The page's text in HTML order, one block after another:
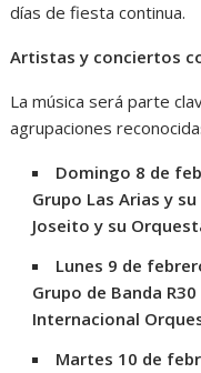
días de fiesta continua.
Artistas y conciertos
La música será parte
agrupaciones
Domingo 8 de
Grupo Las Arias y
Joseito y su
Lunes 9 de
Grupo de Banda R30
Internacional
Martes 10 de